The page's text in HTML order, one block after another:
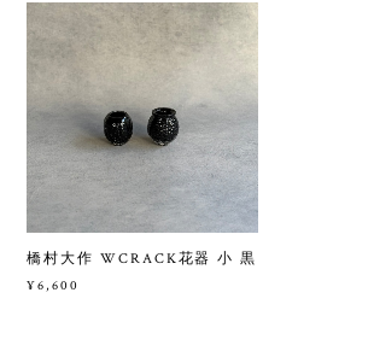
橋村大作 WCRACK花器 小 黒
¥6,600